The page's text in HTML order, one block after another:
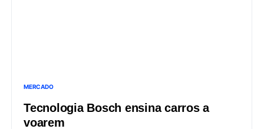
MERCADO
Tecnologia Bosch ensina carros a
voarem